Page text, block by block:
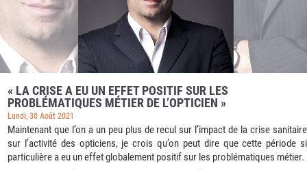
« LA CRISE A EU UN EFFET POSITIF SUR LES
PROBLÉMATIQUES MÉTIER DE L’OPTICIEN »
Lundi, 30 Août 2021
Maintenant que l’on a un peu plus de recul sur l’impact de la crise sanitaire
sur l’activité des opticiens, je crois qu’on peut dire que cette période si
particulière a eu un effet globalement positif sur les problématiques métier.